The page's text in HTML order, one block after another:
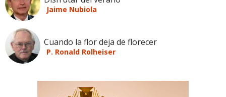
Jaime Nubiola
Cuando la flor deja de florecer
P. Ronald Rolheiser